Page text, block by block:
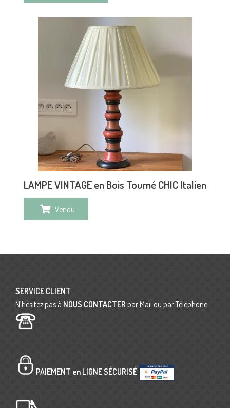
LAMPE VINTAGE en Bois Tourné CHIC Italien
Vendu
SERVICE CLIENT
N’hésitez pas à NOUS CONTACTER par Mail ou par Téléphone
PAIEMENT en LIGNE SÉCURISÉ